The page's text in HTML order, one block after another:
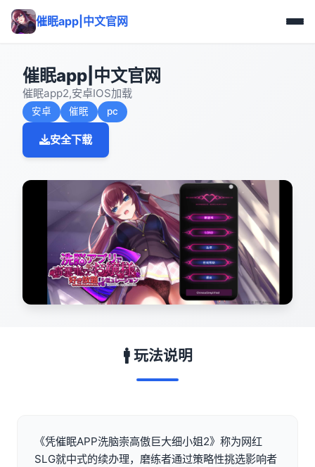
催眠app|中文官网
催眠app|中文官网
催眠app2,安卓IOS加载
安卓 催眠 pc
安全下载
🚹 玩法说明
《凭催眠APP洗脑崇高傲巨大细小姐2》称为网红
SLG就中式的续办理，磨练者通过策略性挑选影响者